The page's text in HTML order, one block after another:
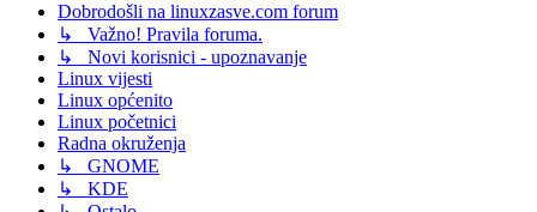
Dobrodošli na linuxzasve.com forum
↳ Važno! Pravila foruma.
↳ Novi korisnici - upoznavanje
Linux vijesti
Linux općenito
Linux početnici
Radna okruženja
↳ GNOME
↳ KDE